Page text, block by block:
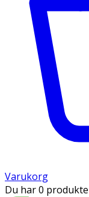
Varukorg
Du har 0